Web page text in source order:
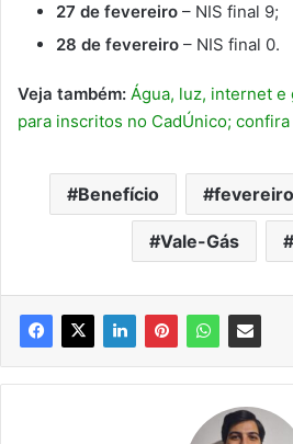
27 de fevereiro – NIS final 9;
28 de fevereiro – NIS final 0.
Veja também: Água, luz, internet e
para inscritos no CadÚnico; confira
Benefício fevereiro
Vale-Gás